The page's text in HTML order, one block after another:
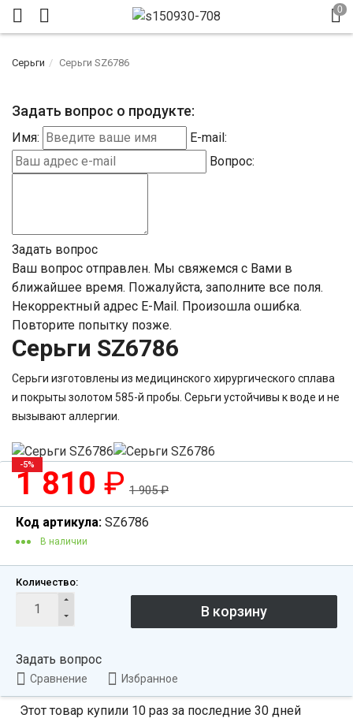
Серьги Серьги SZ6786
Задать вопрос о продукте:
Имя:
E-mail:
Вопрос:
Задать вопрос
Ваш вопрос отправлен. Мы свяжемся с Вами в
ближайшее время. Пожалуйста, заполните все поля.
Некорректный адрес E-Mail. Произошла ошибка.
Повторите попытку позже.
Серьги SZ6786
Серьги изготовлены из медицинского хирургического сплава
и покрыты золотом 585-й пробы. Серьги устойчивы к воде и не
вызывают аллергии.
-5%
1 810 ₽ 1 905₽
Код артикула: SZ6786
В наличии
Количество:
Задать вопрос
Сравнение Избранное
Этот товар купили 10 раз за последние 30 дней